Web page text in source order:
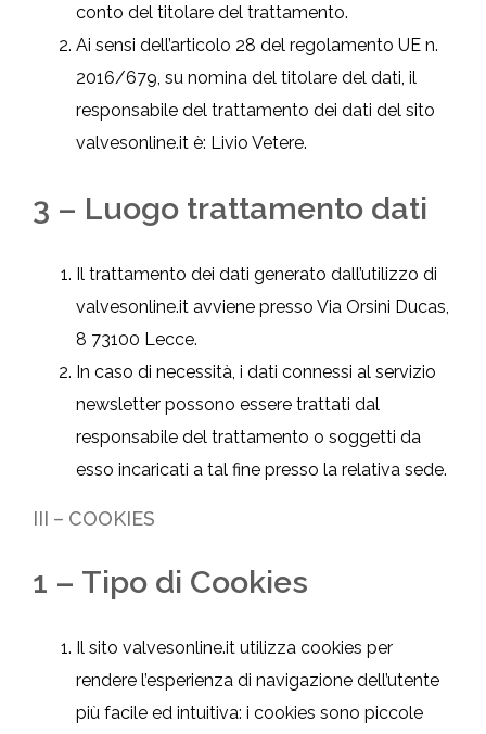
conto del titolare del trattamento.
Ai sensi dell’articolo 28 del regolamento UE n.
2016/679, su nomina del titolare del dati, il
responsabile del trattamento dei dati del sito
valvesonline.it è: Livio Vetere.
3 – Luogo trattamento dati
Il trattamento dei dati generato dall’utilizzo di
valvesonline.it avviene presso Via Orsini Ducas,
8 73100 Lecce.
In caso di necessità, i dati connessi al servizio
newsletter possono essere trattati dal
responsabile del trattamento o soggetti da
esso incaricati a tal fine presso la relativa sede.
III – COOKIES
1 – Tipo di Cookies
Il sito valvesonline.it utilizza cookies per
rendere l’esperienza di navigazione dell’utente
più facile ed intuitiva: i cookies sono piccole